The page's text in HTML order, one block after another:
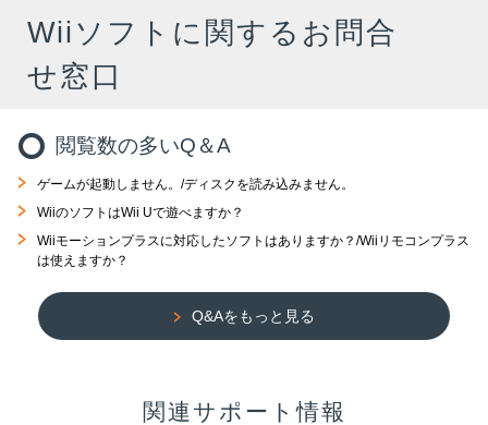
Wiiソフトに関するお問合
せ窓口
閲覧数の多いQ＆A
ゲームが起動しません。/ディスクを読み込みません。
WiiのソフトはWii Uで遊べますか？
Wiiモーションプラスに対応したソフトはありますか？/Wiiリモコンプラス
は使えますか？
Q&Aをもっと見る
関連サポート情報